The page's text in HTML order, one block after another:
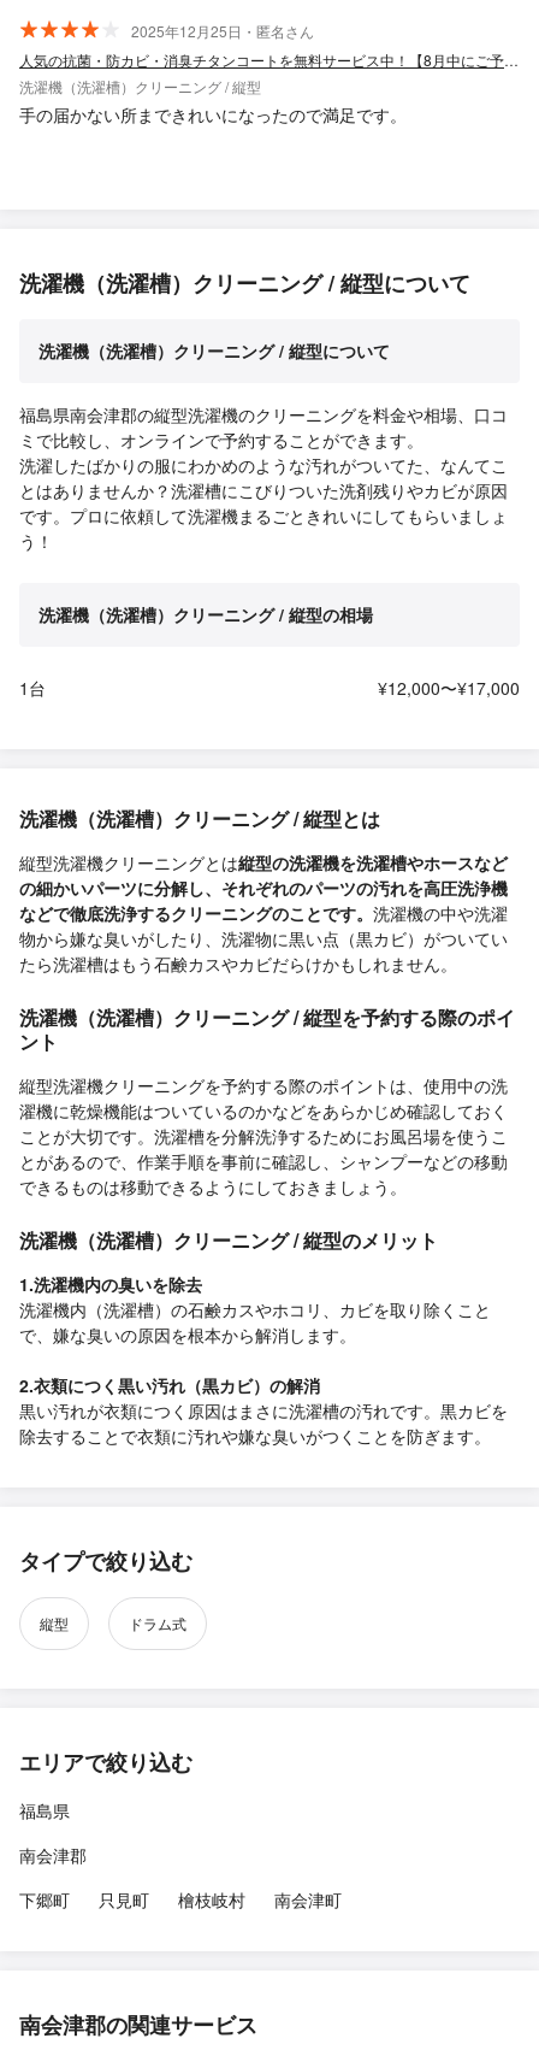
2025年12月25日・匿名さん
人気の抗菌・防カビ・消臭チタンコートを無料サービス中！【8月中にご予約のお客様】
洗濯機（洗濯槽）クリーニング / 縦型
手の届かない所まできれいになったので満足です。
洗濯機（洗濯槽）クリーニング / 縦型について
洗濯機（洗濯槽）クリーニング / 縦型について
福島県南会津郡の縦型洗濯機のクリーニングを料金や相場、口コ
ミで比較し、オンラインで予約することができます。
洗濯したばかりの服にわかめのような汚れがついてた、なんてこ
とはありませんか？洗濯槽にこびりついた洗剤残りやカビが原因
です。プロに依頼して洗濯機まるごときれいにしてもらいましょ
う！
洗濯機（洗濯槽）クリーニング / 縦型の相場
1台 ¥12,000〜¥17,000
洗濯機（洗濯槽）クリーニング / 縦型とは
縦型洗濯機クリーニングとは縦型の洗濯機を洗濯槽やホースなど
の細かいパーツに分解し、それぞれのパーツの汚れを高圧洗浄機
などで徹底洗浄するクリーニングのことです。 洗濯機の中や洗濯
物から嫌な臭いがしたり、洗濯物に黒い点（黒カビ）がついてい
たら洗濯槽はもう石鹸カスやカビだらけかもしれません。
洗濯機（洗濯槽）クリーニング / 縦型を予約する際のポイ
ント
縦型洗濯機クリーニングを予約する際のポイントは、使用中の洗
濯機に乾燥機能はついているのかなどをあらかじめ確認しておく
ことが大切です。洗濯槽を分解洗浄するためにお風呂場を使うこ
とがあるので、作業手順を事前に確認し、シャンプーなどの移動
できるものは移動できるようにしておきましょう。
洗濯機（洗濯槽）クリーニング / 縦型のメリット
1.洗濯機内の臭いを除去
洗濯機内（洗濯槽）の石鹸カスやホコリ、カビを取り除くこと
で、嫌な臭いの原因を根本から解消します。
2.衣類につく黒い汚れ（黒カビ）の解消
黒い汚れが衣類につく原因はまさに洗濯槽の汚れです。黒カビを
除去することで衣類に汚れや嫌な臭いがつくことを防ぎます。
タイプで絞り込む
縦型 ドラム式
エリアで絞り込む
福島県
南会津郡
下郷町
只見町 檜枝岐村 南会津町
南会津郡の関連サービス